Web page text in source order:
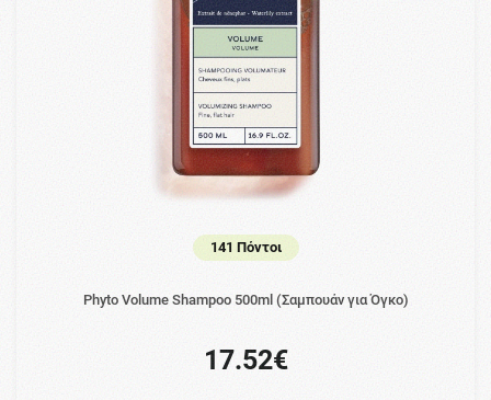
141 Πόντοι
Phyto Volume Shampoo 500ml (Σαμπουάν για Όγκο)
17.52€